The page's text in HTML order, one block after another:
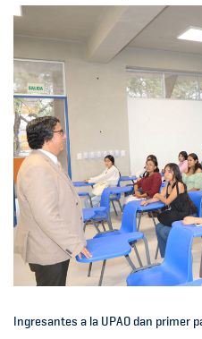
Ingresantes a la UPAO dan primer